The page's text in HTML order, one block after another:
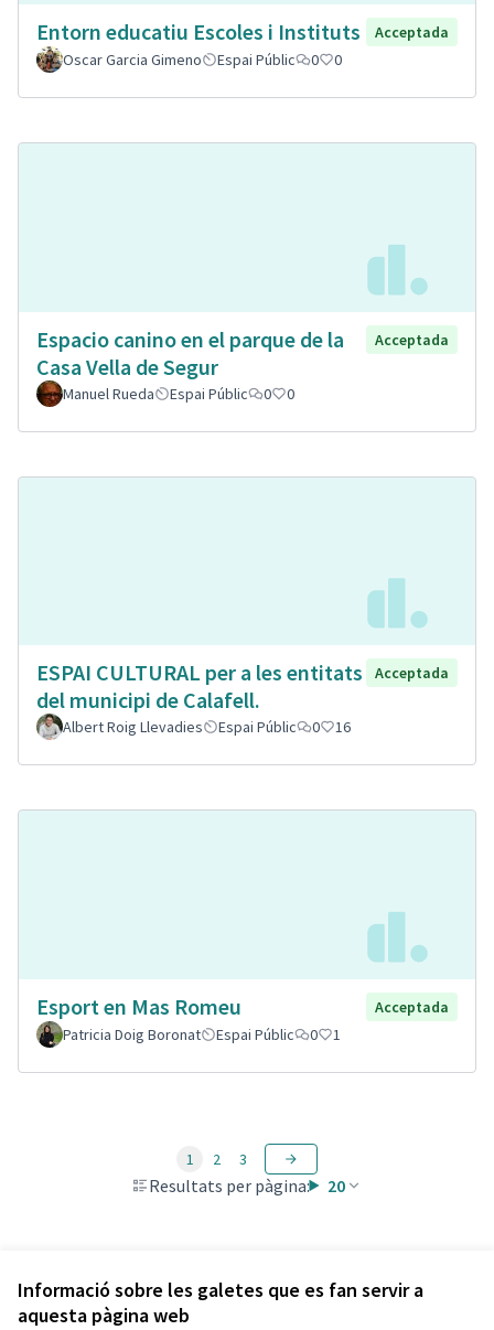
Informació sobre les galetes que es fan servir a
aquesta pàgina web
Entorn educatiu Escoles i Instituts
Acceptada
Oscar Garcia Gimeno
Espai Públic 0 0
Espacio canino en el parque de la
Casa Vella de Segur
Acceptada
Manuel Rueda Espai Públic 0 0
ESPAI CULTURAL per a les entitats
del municipi de Calafell.
Acceptada
Albert Roig Llevadies Espai Públic 0 16
Esport en Mas Romeu
Acceptada
Patricia Doig Boronat
Espai Públic 0 1
Resultats per pàgina: 20
1 2 3
Veure totes les propostes retirades